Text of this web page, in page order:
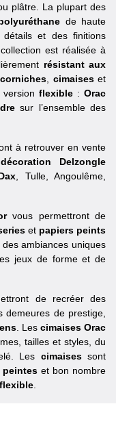
plâtre. La plupart des
de haute
et des finitions
est réalisée à
résistant aux
corniches cimaiseset
flexible: Orac
sur l’ensemble des
à retrouver en vente
Delzongle
, Tulle, Angoulême,
vous permettront de
et papiers peints
des ambiances uniques
jeux de forme et de
de recréer des
demeures de prestige,
. Les cimaises Orac
tailles et styles, du
Les cimaisessont
peinteset bon nombre